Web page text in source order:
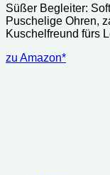
Süßer Begleiter:
Puschelige Ohren,
Kuschelfreund fürs
zu Amazon*